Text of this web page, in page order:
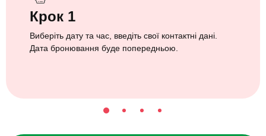
Крок 1
Виберіть дату та час, введіть свої контактні дані.
Дата бронювання буде попередньою.